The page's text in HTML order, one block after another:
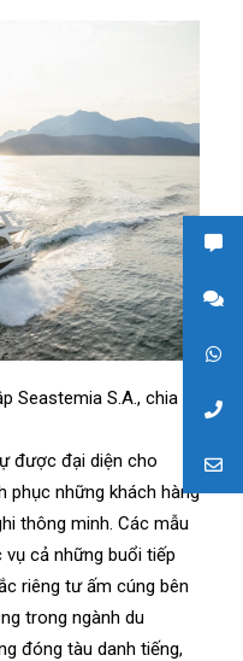
Seastemia S.A., chia
được đại diện cho
phục những khách hàng
thông minh. Các mẫu
cả những buổi tiếp
riêng tư ấm cúng bên
trong ngành du
đóng tàu danh tiếng,